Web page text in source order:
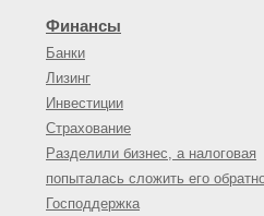
Финансы
Банки
Лизинг
Инвестиции
Страхование
Разделили бизнес, а налоговая
попыталась сложить его
Господдержка